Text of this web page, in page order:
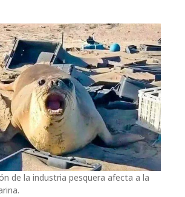
de la industria pesquera afecta a la